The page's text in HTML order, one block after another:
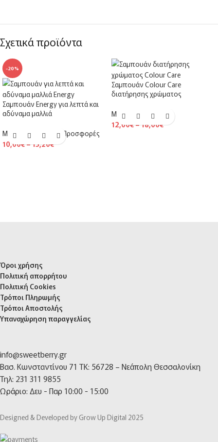
Σχετικά προϊόντα
-20%
Σαμπουάν Energy για λεπτά και
αδύναμα μαλλιά
Μαλλιά Σαμπουάν, Προσφορές
10,00€ – 15,20€
Σαμπουάν Colour Care
διατήρησης χρώματος
Μαλλιά
Σαμπουάν
12,00€ – 18,00€
Όροι χρήσης
Πολιτική απορρήτου
Πολιτική Cookies
Τρόποι Πληρωμής
Τρόποι Αποστολής
Υπαναχώρηση παραγγελίας
info@sweetberry.gr
Βασ. Κωνσταντίνου 71 TK: 56728 – Νεάπολη Θεσσαλονίκη
Τηλ: 231 311 9855
Ωράριο: Δευ - Παρ 10:00 - 15:00
Designed & Developed by Grow Up Digital 2025